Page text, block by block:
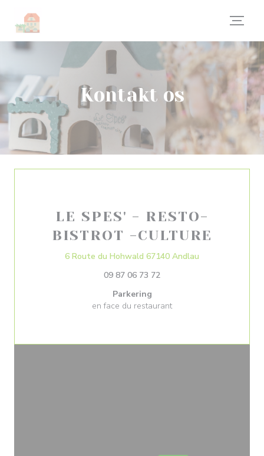
Kontakt os
LE SPES' - RESTO-
BISTROT -CULTURE
6 Route du Hohwald 67140 Andlau
09 87 06 73 72
Parkering
en face du restaurant